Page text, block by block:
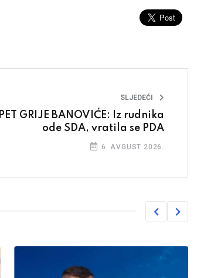
SLJEDEĆI
GRIJE BANOVIĆE: Iz rudnika
ode SDA, vratila se PDA
6. AVGUST 2026.